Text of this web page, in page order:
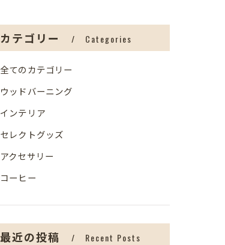
カテゴリー Categories
全てのカテゴリー
ウッドバーニング
インテリア
セレクトグッズ
アクセサリー
コーヒー
最近の投稿 Recent Posts